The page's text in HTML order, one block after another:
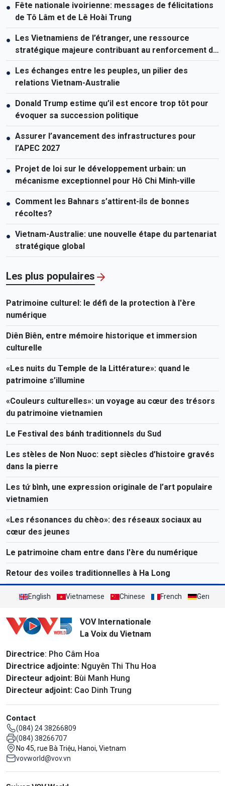
●
Fête nationale ivoirienne: messages de félicitations
de Tô Lâm et de Lê Hoài Trung
●
Les Vietnamiens de l’étranger, une ressource
stratégique majeure contribuant au renforcement de
la puissance nationale
●
Les échanges entre les peuples, un pilier des
relations Vietnam-Australie
●
Donald Trump estime qu’il est encore trop tôt pour
évoquer sa succession politique
● Assurer l’avancement des infrastructures pour
l’APEC 2027
●
Projet de loi sur le développement urbain: un
mécanisme exceptionnel pour Hô Chi Minh-ville
● Comment les Bahnars s’attirent-ils de bonnes
récoltes?
● Vietnam-Australie: une nouvelle étape du partenariat
stratégique global
Les plus populaires
Patrimoine culturel: le défi de la protection à l'ère
numérique
Diên Biên, entre mémoire historique et immersion
culturelle
«Les nuits du Temple de la Littérature»: quand le
patrimoine s’illumine
«Couleurs culturelles»: un voyage au cœur des trésors
du patrimoine vietnamien
Le Festival des bánh traditionnels du Sud
Les stèles de Non Nuoc: sept siècles d’histoire gravés
dans la pierre
Les tứ bình, une expression originale de l’art populaire
vietnamien
«Les résonances du chèo»: des réseaux sociaux au
cœur des jeunes
Le patrimoine cham entre dans l'ère du numérique
Retour des voiles traditionnelles à Ha Long
English Vietnamese Chinese French German
VOV Internationale
La Voix du Vietnam
Directrice: Pho Câm Hoa
Directrice adjointe: Nguyên Thi Thu Hoa
Directeur adjoint: Bùi Manh Hung
Directeur adjoint: Cao Dinh Trung
Contact
(084) 24 38266809
(084) 38266707
No 45, rue Bà Triệu, Hanoi, Vietnam
vovworld@vov.vn